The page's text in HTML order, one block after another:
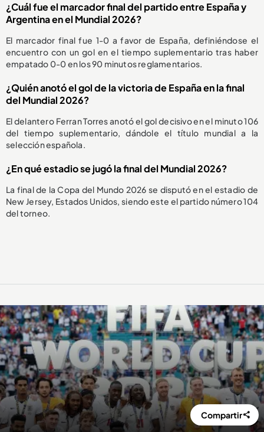
¿Cuál fue el marcador final del partido entre España y
Argentina en el Mundial 2026?
El marcador final fue 1-0 a favor de España, definiéndose el
encuentro con un gol en el tiempo suplementario tras haber
empatado 0-0 en los 90 minutos reglamentarios.
¿Quién anotó el gol de la victoria de España en la final
del Mundial 2026?
El delantero Ferran Torres anotó el gol decisivo en el minuto 106
del tiempo suplementario, dándole el título mundial a la
selección española.
¿En qué estadio se jugó la final del Mundial 2026?
La final de la Copa del Mundo 2026 se disputó en el estadio de
New Jersey, Estados Unidos, siendo este el partido número 104
del torneo.
Compartir